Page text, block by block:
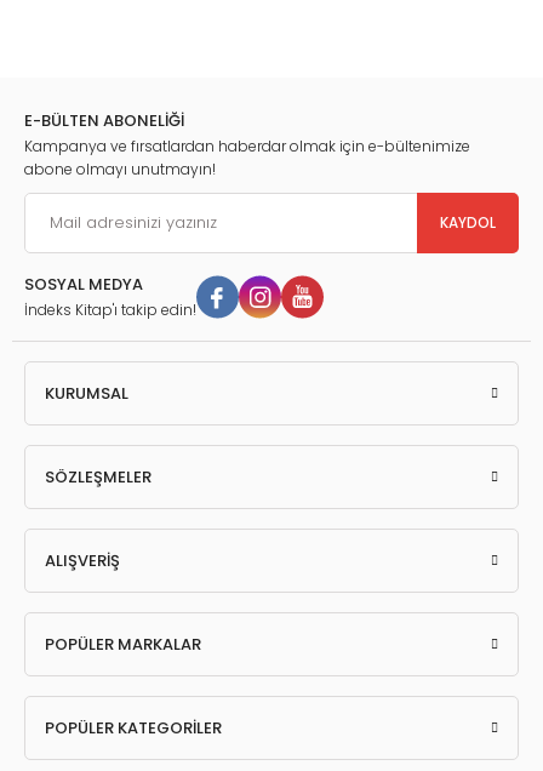
E-BÜLTEN ABONELİĞİ
Kampanya ve fırsatlardan haberdar olmak için e-bültenimize
abone olmayı unutmayın!
KAYDOL
SOSYAL MEDYA
İndeks Kitap'ı takip edin!
KURUMSAL
SÖZLEŞMELER
ALIŞVERİŞ
POPÜLER MARKALAR
POPÜLER KATEGORİLER